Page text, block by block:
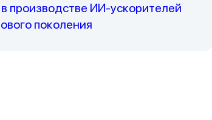
производстве ИИ-ускорителей
поколения